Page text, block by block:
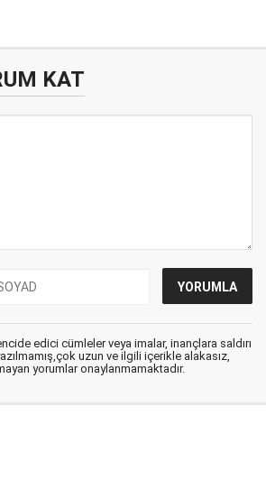
KAT
edici cümleler veya imalar, inançlara saldırı
uzun ve ilgili içerikle alakasız,
yorumlar onaylanmamaktadır.